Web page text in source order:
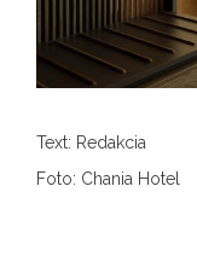
Text: Redakcia
Foto: Chania Hotel